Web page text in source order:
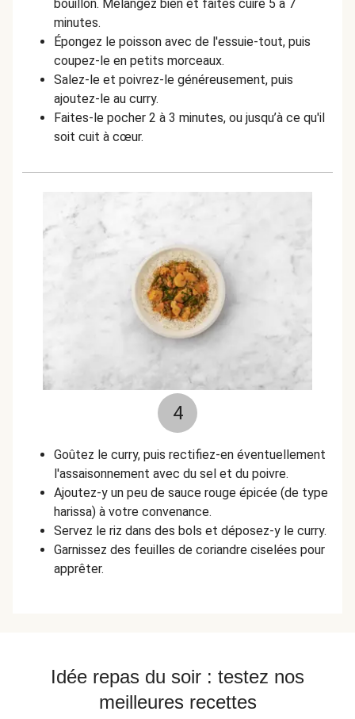
bouillon. Mélangez bien et faites cuire 5 à 7
minutes.
Épongez le poisson avec de l'essuie-tout, puis
coupez-le en petits morceaux.
Salez-le et poivrez-le généreusement, puis
ajoutez-le au curry.
Faites-le pocher 2 à 3 minutes, ou jusqu’à ce qu'il
soit cuit à cœur.
4
Goûtez le curry, puis rectifiez-en éventuellement
l'assaisonnement avec du sel et du poivre.
Ajoutez-y un peu de sauce rouge épicée (de type
harissa) à votre convenance.
Servez le riz dans des bols et déposez-y le curry.
Garnissez des feuilles de coriandre ciselées pour
apprêter.
Idée repas du soir : testez nos
meilleures recettes